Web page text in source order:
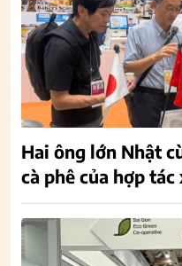
Hai ông lớn Nhật
cà phê của hợp tác